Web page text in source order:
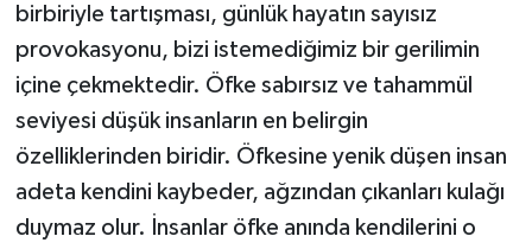
birbiriyle tartışması, günlük hayatın sayısız
provokasyonu, bizi istemediğimiz bir gerilimin
içine çekmektedir. Öfke sabırsız ve tahammül
seviyesi düşük insanların en belirgin
özelliklerinden biridir. Öfkesine yenik düşen insan
adeta kendini kaybeder, ağzından çıkanları kulağı
duymaz olur. İnsanlar öfke anında kendilerini o